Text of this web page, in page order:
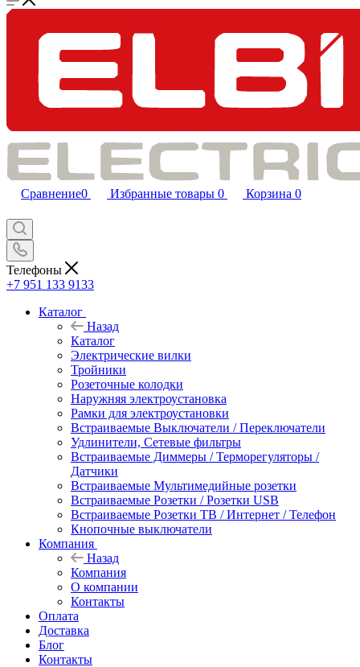
Сравнение0 Избранные товары 0 Корзина 0
Телефоны
+7 951 133 9133
Каталог
Назад
Каталог
Электрические вилки
Тройники
Розеточные колодки
Наружняя электроустановка
Рамки для электроустановки
Встраиваемые Выключатели / Переключатели
Удлинители, Сетевые фильтры
Встраиваемые Диммеры / Терморегуляторы /
Датчики
Встраиваемые Мультимедийные розетки
Встраиваемые Розетки / Розетки USB
Встраиваемые Розетки ТВ / Интернет / Телефон
Кнопочные выключатели
Компания
Назад
Компания
О компании
Контакты
Оплата
Доставка
Блог
Контакты